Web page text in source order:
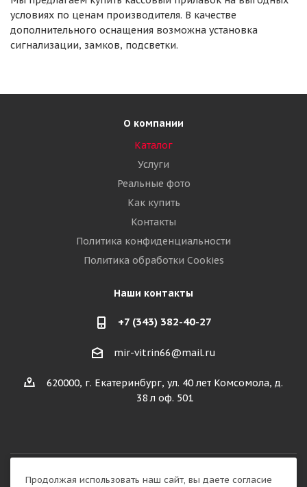
условиях по ценам производителя. В качестве
дополнительного оснащения возможна установка
сигнализации, замков, подсветки.
О компании
Каталог
Услуги
Реальные фото
Как купить
Контакты
Политика конфиденциальности
Политика обработки Cookies
Наши контакты
+7 (343) 382-40-27
mir-vitrin66@mail.ru
620000, г. Екатеринбург, ул. 40 лет Комсомола, д.
38 л оф. 501
Продолжая использовать наш сайт, вы даете согласие